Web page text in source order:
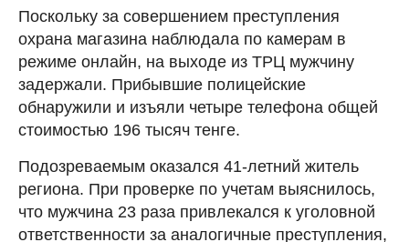
Поскольку за совершением преступления
охрана магазина наблюдала по камерам в
режиме онлайн, на выходе из ТРЦ мужчину
задержали. Прибывшие полицейские
обнаружили и изъяли четыре телефона общей
стоимостью 196 тысяч тенге.
Подозреваемым оказался 41-летний житель
региона. При проверке по учетам выяснилось,
что мужчина 23 раза привлекался к уголовной
ответственности за аналогичные преступления,